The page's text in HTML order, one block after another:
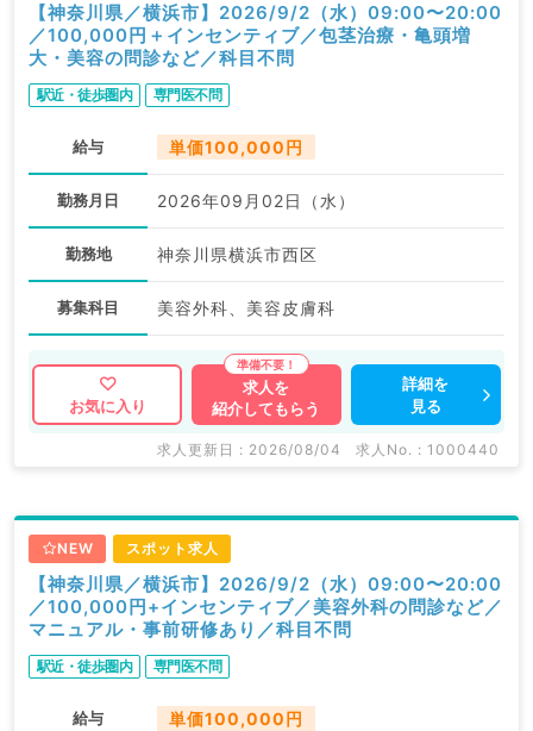
【神奈川県／横浜市】2026/9/2（水）09:00〜20:00
／100,000円＋インセンティブ／包茎治療・亀頭増
大・美容の問診など／科目不問
駅近・徒歩圏内 専門医不問
給与 単価100,000円
勤務月日 2026年09月02日（水）
勤務地 神奈川県横浜市西区
募集科目 美容外科、美容皮膚科
お気に入り
求人を
紹介してもらう
詳細を
見る
求人更新日 : 2026/08/04 求人No. : 1000440
NEW スポット求人
【神奈川県／横浜市】2026/9/2（水）09:00〜20:00
／100,000円+インセンティブ／美容外科の問診など／
マニュアル・事前研修あり／科目不問
駅近・徒歩圏内 専門医不問
給与 単価100,000円